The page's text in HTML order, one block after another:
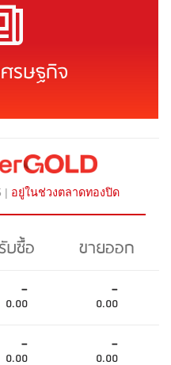
รษฐกิจ
| อยู่ในช่วงตลาดทองปิด
รับซื้อ
ขายออก
-
0.00
-
0.00
-
0.00
-
0.00